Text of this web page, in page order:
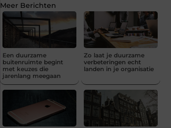
Meer Berichten
Een duurzame
buitenruimte begint
met keuzes die
jarenlang meegaan
Zo laat je duurzame
verbeteringen echt
landen in je organisatie